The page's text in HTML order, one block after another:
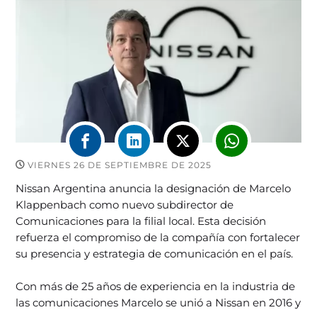
VIERNES 26 DE SEPTIEMBRE DE 2025
Nissan Argentina anuncia la designación de Marcelo
Klappenbach como nuevo subdirector de
Comunicaciones para la filial local. Esta decisión
refuerza el compromiso de la compañía con fortalecer
su presencia y estrategia de comunicación en el país.
Con más de 25 años de experiencia en la industria de
las comunicaciones Marcelo se unió a Nissan en 2016 y